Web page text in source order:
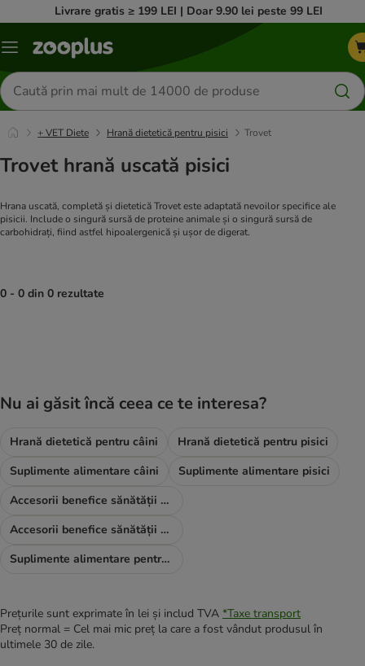
Livrare gratis ≥ 199 LEI | Doar 9.90 lei peste 99 LEI
Categorii
Căutare
produse
+ VET Diete Hrană dietetică pentru pisici Trovet
Trovet hrană uscată pisici
Hrana uscată, completă și dietetică Trovet este adaptată nevoilor specifice ale
pisicii. Include o singură sursă de proteine animale și o singură sursă de
carbohidrați, fiind astfel hipoalergenică și ușor de digerat.
0 - 0 din 0 rezultate
Nu ai găsit încă ceea ce te interesa?
Hrană dietetică pentru câini
Hrană dietetică pentru pisici
Suplimente alimentare câini
Suplimente alimentare pisici
Accesorii benefice sănătății câinilor
Accesorii benefice sănătății pisicilor
Suplimente alimentare pentru nevoi speciale
Prețurile sunt exprimate în lei și includ TVA *Taxe transport
Preț normal = Cel mai mic preț la care a fost vândut produsul în
ultimele 30 de zile.